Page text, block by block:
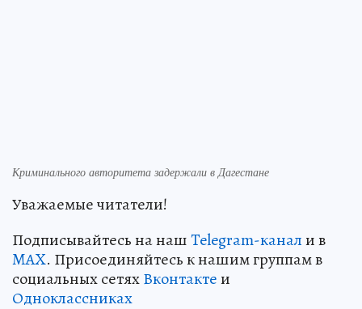
Криминального авторитета задержали в Дагестане
Уважаемые читатели!
Подписывайтесь на нашTelegram-канали в
MAX. Присоединяйтесь к нашим группам в
социальных сетяхВконтактеи
Одноклассниках